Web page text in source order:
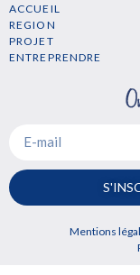
ACCUEIL
REGION
PROJET
ENTREPRENDRE
Mentions